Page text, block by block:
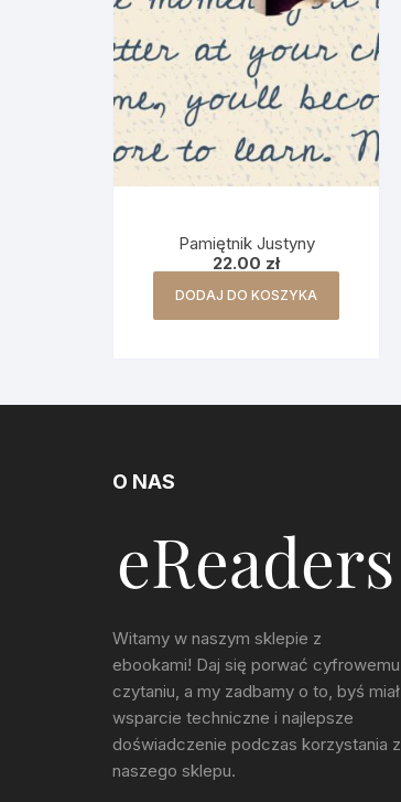
Pamiętnik Justyny
22.00 zł
DODAJ DO KOSZYKA
O NAS
Witamy w naszym sklepie z
ebookami! Daj się porwać cyfrowemu
czytaniu, a my zadbamy o to, byś miał
wsparcie techniczne i najlepsze
doświadczenie podczas korzystania z
naszego sklepu.